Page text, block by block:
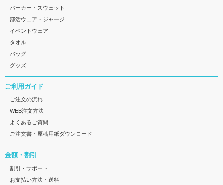
パーカー・スウェット
部活ウェア・ジャージ
イベントウェア
タオル
バッグ
グッズ
ご利用ガイド
ご注文の流れ
WEB注文方法
よくあるご質問
ご注文書・原稿用紙ダウンロード
金額・割引
割引・サポート
お支払い方法・送料